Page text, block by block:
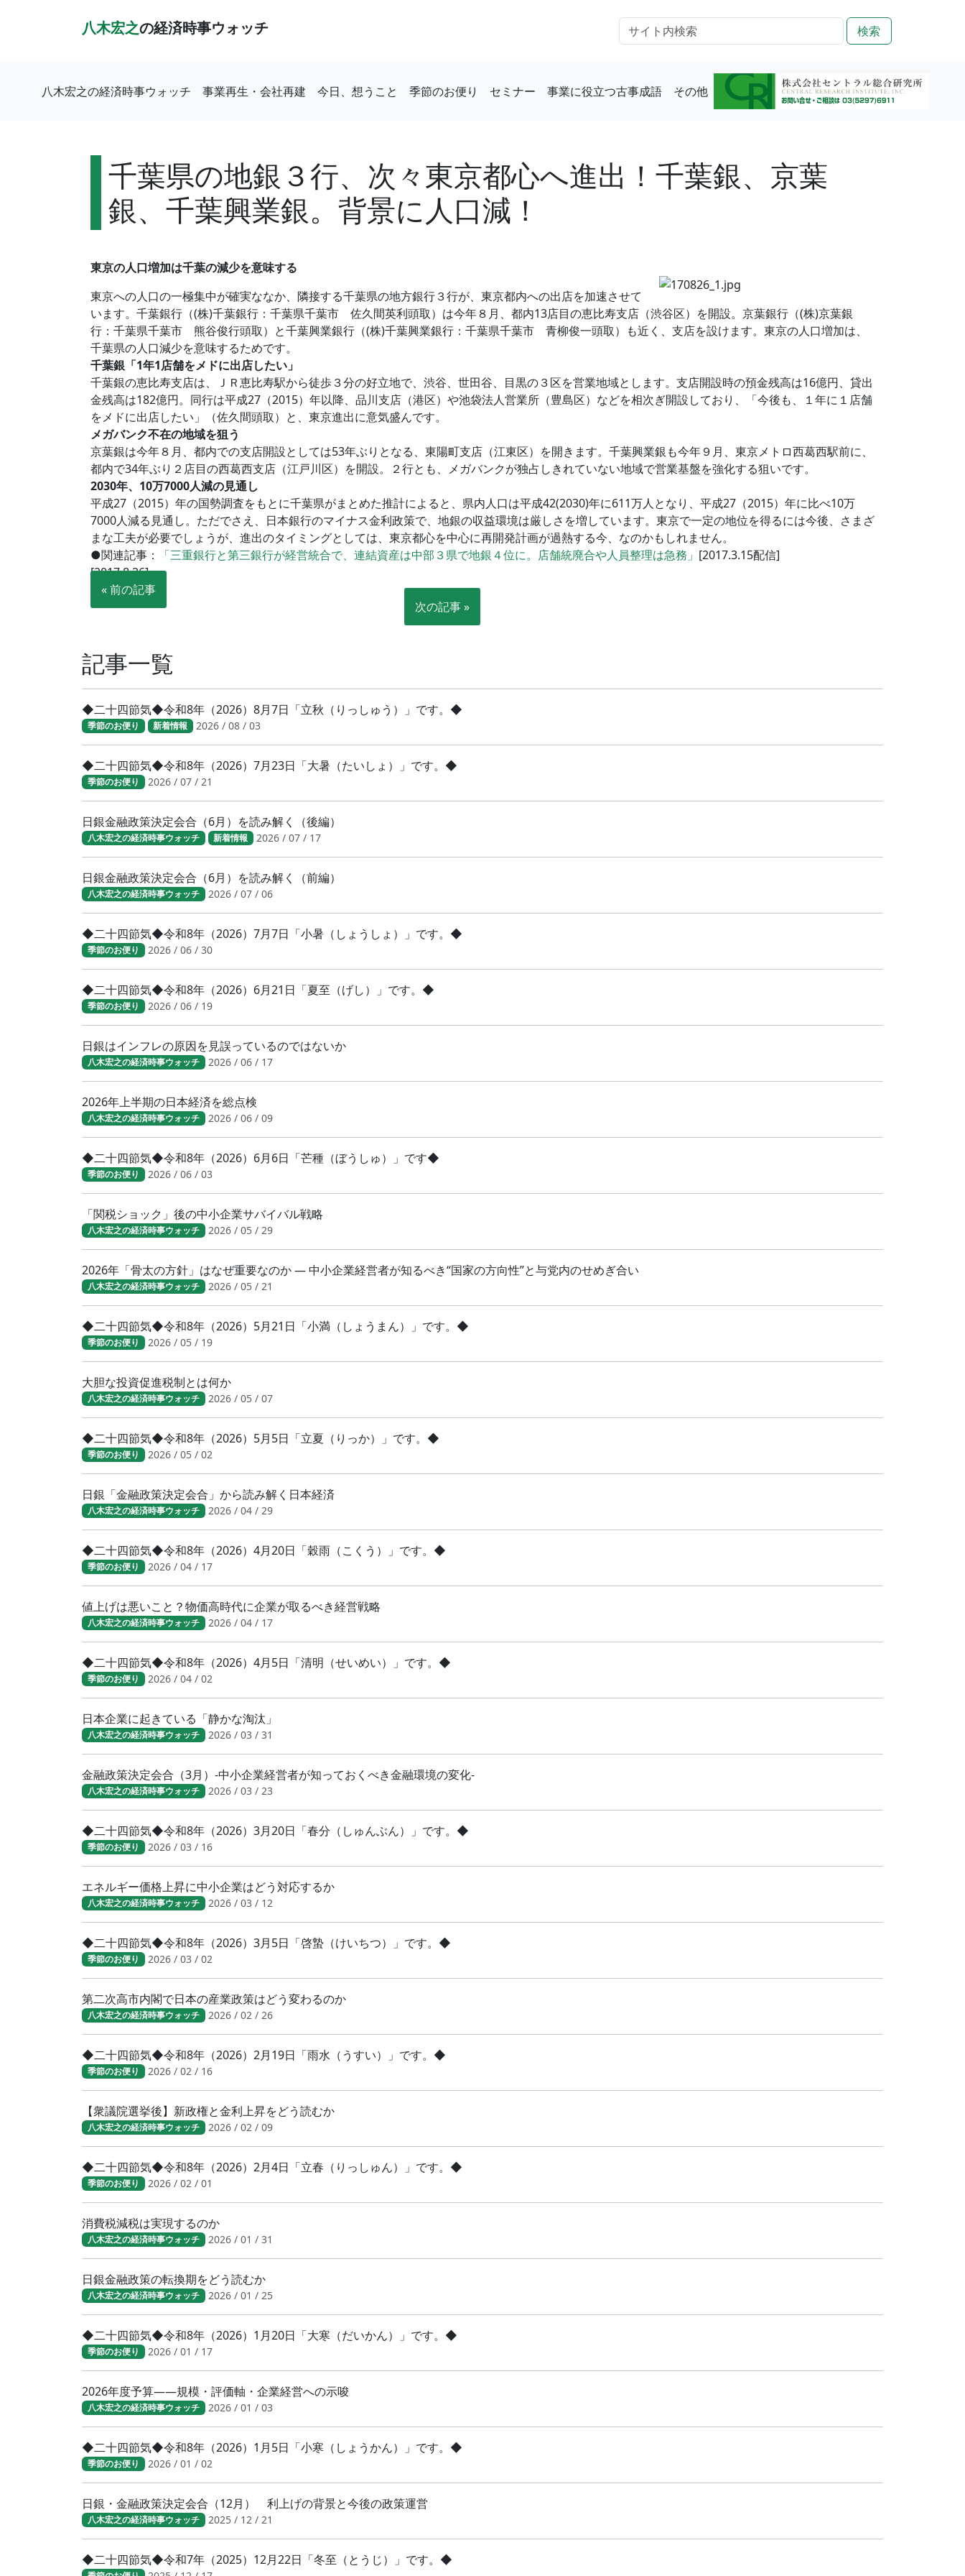
八木宏之の経済時事ウォッチ 検索
八木宏之の経済時事ウォッチ 事業再生・会社再建 今日、想うこと 季節のお便り セミナー 事業に役立つ古事成語 その他
千葉県の地銀３行、次々東京都心へ進出！千葉銀、京葉
銀、千葉興業銀。背景に人口減！
東京の人口増加は千葉の減少を意味する
東京への人口の一極集中が確実ななか、隣接する千葉県の地方銀行３行が、東京都内への出店を加速させて
います。千葉銀行（(株)千葉銀行：千葉県千葉市 佐久間英利頭取）は今年８月、都内13店目の恵比寿支店（渋谷区）を開設。京葉銀行（(株)京葉銀
行：千葉県千葉市 熊谷俊行頭取）と千葉興業銀行（(株)千葉興業銀行：千葉県千葉市 青柳俊一頭取）も近く、支店を設けます。東京の人口増加は、
千葉県の人口減少を意味するためです。
千葉銀「1年1店舗をメドに出店したい」
千葉銀の恵比寿支店は、ＪＲ恵比寿駅から徒歩３分の好立地で、渋谷、世田谷、目黒の３区を営業地域とします。支店開設時の預金残高は16億円、貸出
金残高は182億円。同行は平成27（2015）年以降、品川支店（港区）や池袋法人営業所（豊島区）などを相次ぎ開設しており、「今後も、１年に１店舗
をメドに出店したい」（佐久間頭取）と、東京進出に意気盛んです。
メガバンク不在の地域を狙う
京葉銀は今年８月、都内での支店開設としては53年ぶりとなる、東陽町支店（江東区）を開きます。千葉興業銀も今年９月、東京メトロ西葛西駅前に、
都内で34年ぶり２店目の西葛西支店（江戸川区）を開設。２行とも、メガバンクが独占しきれていない地域で営業基盤を強化する狙いです。
2030年、10万7000人減の見通し
平成27（2015）年の国勢調査をもとに千葉県がまとめた推計によると、県内人口は平成42(2030)年に611万人となり、平成27（2015）年に比べ10万
7000人減る見通し。ただでさえ、日本銀行のマイナス金利政策で、地銀の収益環境は厳しさを増しています。東京で一定の地位を得るには今後、さまざ
まな工夫が必要でしょうが、進出のタイミングとしては、東京都心を中心に再開発計画が過熱する今、なのかもしれません。
●関連記事：
「三重銀行と第三銀行が経営統合で、連結資産は中部３県で地銀４位に。店舗統廃合や人員整理は急務」 [2017.3.15配信]
[2017.8.26]
« 前の記事
次の記事 »
記事一覧
◆二十四節気◆令和8年（2026）8月7日「立秋（りっしゅう）」です。◆
季節のお便り 新着情報 2026 / 08 / 03
◆二十四節気◆令和8年（2026）7月23日「大暑（たいしょ）」です。◆
季節のお便り 2026 / 07 / 21
日銀金融政策決定会合（6月）を読み解く（後編）
八木宏之の経済時事ウォッチ 新着情報 2026 / 07 / 17
日銀金融政策決定会合（6月）を読み解く（前編）
八木宏之の経済時事ウォッチ 2026 / 07 / 06
◆二十四節気◆令和8年（2026）7月7日「小暑（しょうしょ）」です。◆
季節のお便り 2026 / 06 / 30
◆二十四節気◆令和8年（2026）6月21日「夏至（げし）」です。◆
季節のお便り 2026 / 06 / 19
日銀はインフレの原因を見誤っているのではないか
八木宏之の経済時事ウォッチ 2026 / 06 / 17
2026年上半期の日本経済を総点検
八木宏之の経済時事ウォッチ 2026 / 06 / 09
◆二十四節気◆令和8年（2026）6月6日「芒種（ぼうしゅ）」です◆
季節のお便り 2026 / 06 / 03
「関税ショック」後の中小企業サバイバル戦略
八木宏之の経済時事ウォッチ 2026 / 05 / 29
2026年「骨太の方針」はなぜ重要なのか ― 中小企業経営者が知るべき“国家の方向性”と与党内のせめぎ合い
八木宏之の経済時事ウォッチ 2026 / 05 / 21
◆二十四節気◆令和8年（2026）5月21日「小満（しょうまん）」です。◆
季節のお便り 2026 / 05 / 19
大胆な投資促進税制とは何か
八木宏之の経済時事ウォッチ 2026 / 05 / 07
◆二十四節気◆令和8年（2026）5月5日「立夏（りっか）」です。◆
季節のお便り 2026 / 05 / 02
日銀「金融政策決定会合」から読み解く日本経済
八木宏之の経済時事ウォッチ 2026 / 04 / 29
◆二十四節気◆令和8年（2026）4月20日「穀雨（こくう）」です。◆
季節のお便り 2026 / 04 / 17
値上げは悪いこと？物価高時代に企業が取るべき経営戦略
八木宏之の経済時事ウォッチ 2026 / 04 / 17
◆二十四節気◆令和8年（2026）4月5日「清明（せいめい）」です。◆
季節のお便り 2026 / 04 / 02
日本企業に起きている「静かな淘汰」
八木宏之の経済時事ウォッチ 2026 / 03 / 31
金融政策決定会合（3月）-中小企業経営者が知っておくべき金融環境の変化-
八木宏之の経済時事ウォッチ 2026 / 03 / 23
◆二十四節気◆令和8年（2026）3月20日「春分（しゅんぶん）」です。◆
季節のお便り 2026 / 03 / 16
エネルギー価格上昇に中小企業はどう対応するか
八木宏之の経済時事ウォッチ 2026 / 03 / 12
◆二十四節気◆令和8年（2026）3月5日「啓蟄（けいちつ）」です。◆
季節のお便り 2026 / 03 / 02
第二次高市内閣で日本の産業政策はどう変わるのか
八木宏之の経済時事ウォッチ 2026 / 02 / 26
◆二十四節気◆令和8年（2026）2月19日「雨水（うすい）」です。◆
季節のお便り 2026 / 02 / 16
【衆議院選挙後】新政権と金利上昇をどう読むか
八木宏之の経済時事ウォッチ 2026 / 02 / 09
◆二十四節気◆令和8年（2026）2月4日「立春（りっしゅん）」です。◆
季節のお便り 2026 / 02 / 01
消費税減税は実現するのか
八木宏之の経済時事ウォッチ 2026 / 01 / 31
日銀金融政策の転換期をどう読むか
八木宏之の経済時事ウォッチ 2026 / 01 / 25
◆二十四節気◆令和8年（2026）1月20日「大寒（だいかん）」です。◆
季節のお便り 2026 / 01 / 17
2026年度予算――規模・評価軸・企業経営への示唆
八木宏之の経済時事ウォッチ 2026 / 01 / 03
◆二十四節気◆令和8年（2026）1月5日「小寒（しょうかん）」です。◆
季節のお便り 2026 / 01 / 02
日銀・金融政策決定会合（12月） 利上げの背景と今後の政策運営
八木宏之の経済時事ウォッチ 2025 / 12 / 21
◆二十四節気◆令和7年（2025）12月22日「冬至（とうじ）」です。◆